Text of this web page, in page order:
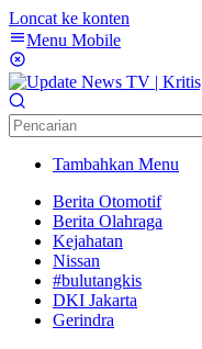
Loncat ke konten
Menu Mobile
Tambahkan Menu
Berita Otomotif
Berita Olahraga
Kejahatan
Nissan
#bulutangkis
DKI Jakarta
Gerindra